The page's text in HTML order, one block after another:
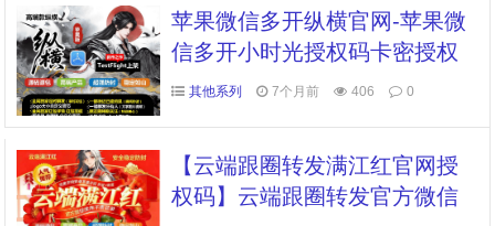
苹果微信多开纵横官网-苹果微
信多开小时光授权码卡密授权
码购买
其他系列 7个月前 406 0
【云端跟圈转发满江红官网授
权码】云端跟圈转发官方微信